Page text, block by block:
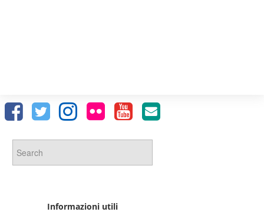
Informazioni utili